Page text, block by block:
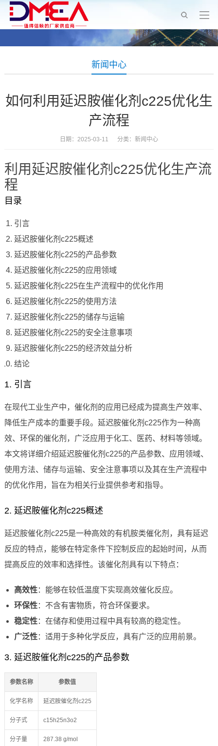
新闻中心
如何利用延迟胺催化剂c225优化生
产流程
日期：2025-03-11 分类： 新闻中心
利用延迟胺催化剂c225优化生产流
程
目录
引言
延迟胺催化剂c225概述
延迟胺催化剂c225的产品参数
延迟胺催化剂c225的应用领域
延迟胺催化剂c225在生产流程中的优化作用
延迟胺催化剂c225的使用方法
延迟胺催化剂c225的储存与运输
延迟胺催化剂c225的安全注意事项
延迟胺催化剂c225的经济效益分析
结论
1. 引言
在现代工业生产中，催化剂的应用已经成为提高生产效率、
降低生产成本的重要手段。延迟胺催化剂c225作为一种高
效、环保的催化剂，广泛应用于化工、医药、材料等领域。
本文将详细介绍延迟胺催化剂c225的产品参数、应用领域、
使用方法、储存与运输、安全注意事项以及其在生产流程中
的优化作用，旨在为相关行业提供参考和指导。
2. 延迟胺催化剂c225概述
延迟胺催化剂c225是一种高效的有机胺类催化剂，具有延迟
反应的特点，能够在特定条件下控制反应的起始时间，从而
提高反应的效率和选择性。该催化剂具有以下特点：
高效性：能够在较低温度下实现高效催化反应。
环保性：不含有害物质，符合环保要求。
稳定性：在储存和使用过程中具有较高的稳定性。
广泛性：适用于多种化学反应，具有广泛的应用前景。
3. 延迟胺催化剂c225的产品参数
参数名称 参数值
化学名称 延迟胺催化剂c225
分子式 c15h25n3o2
分子量 287.38 g/mol